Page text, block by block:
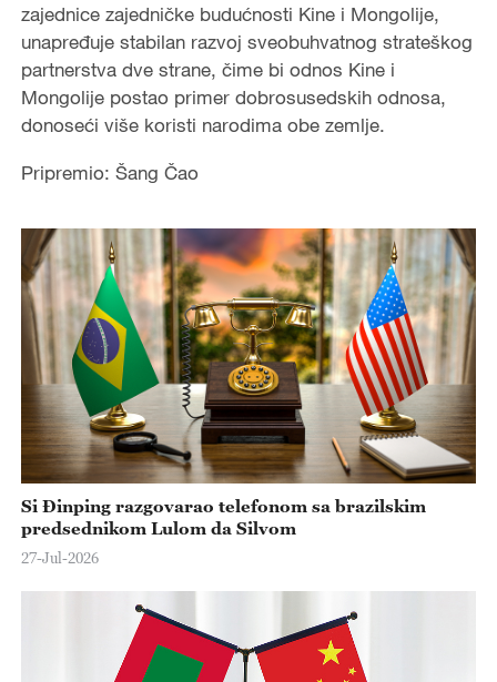
zajednice zajedničke budućnosti Kine i Mongolije,
unapređuje stabilan razvoj sveobuhvatnog strateškog
partnerstva dve strane, čime bi odnos Kine i
Mongolije postao primer dobrosusedskih odnosa,
donoseći više koristi narodima obe zemlje.
Pripremio: Šang Čao
Si Đinping razgovarao telefonom sa brazilskim
predsednikom Lulom da Silvom
27-Jul-2026